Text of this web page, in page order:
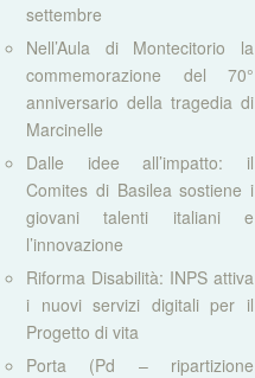
settembre
Nell’Aula di Montecitorio la
commemorazione del 70°
anniversario della tragedia di
Marcinelle
Dalle idee all’impatto: il
Comites di Basilea sostiene i
giovani talenti italiani e
l’innovazione
Riforma Disabilità: INPS attiva
i nuovi servizi digitali per il
Progetto di vita
Porta (Pd – ripartizione